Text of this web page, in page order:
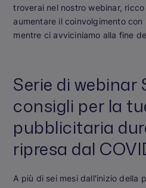
troverai nel nostro webinar,
aumentare il coinvolgimento
mentre ci avviciniamo alla fine
Serie di webinar
consigli per la
pubblicitaria
ripresa dal
A più di sei mesi dall'inizio della